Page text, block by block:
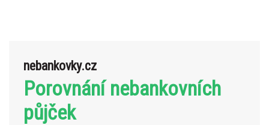
nebankovky.cz
Porovnání nebankovních
půjček